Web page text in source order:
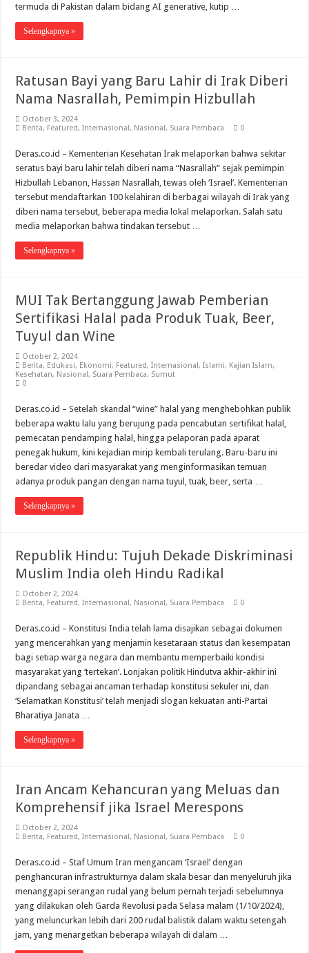
termuda di Pakistan dalam bidang AI generative, kutip …
Selengkapnya »
Ratusan Bayi yang Baru Lahir di Irak Diberi
Nama Nasrallah, Pemimpin Hizbullah
October 3, 2024
Berita, Featured,Internasional, Nasional, Suara Pembaca 0
Deras.co.id – Kementerian Kesehatan Irak melaporkan bahwa sekitar
seratus bayi baru lahir telah diberi nama “Nasrallah” sejak pemimpin
Hizbullah Lebanon, Hassan Nasrallah, tewas oleh ‘Israel’. Kementerian
tersebut mendaftarkan 100 kelahiran di berbagai wilayah di Irak yang
diberi nama tersebut, beberapa media lokal melaporkan. Salah satu
media melaporkan bahwa tindakan tersebut …
Selengkapnya »
MUI Tak Bertanggung Jawab Pemberian
Sertifikasi Halal pada Produk Tuak, Beer,
Tuyul dan Wine
October 2, 2024
Berita, Edukasi, Ekonomi, Featured,Internasional,Islami, Kajian Islam,
Kesehatan, Nasional, Suara Pembaca, Sumut
0
Deras.co.id – Setelah skandal “wine” halal yang menghebohkan publik
beberapa waktu lalu yang berujung pada pencabutan sertifikat halal,
pemecatan pendamping halal, hingga pelaporan pada aparat
penegak hukum, kini kejadian mirip kembali terulang. Baru-baru ini
beredar video dari masyarakat yang menginformasikan temuan
adanya produk pangan dengan nama tuyul, tuak, beer, serta …
Selengkapnya »
Republik Hindu: Tujuh Dekade Diskriminasi
Muslim India oleh Hindu Radikal
October 2, 2024
Berita, Featured,Internasional, Nasional, Suara Pembaca 0
Deras.co.id – Konstitusi India telah lama disajikan sebagai dokumen
yang mencerahkan yang menjamin kesetaraan status dan kesempatan
bagi setiap warga negara dan membantu memperbaiki kondisi
masyarakat yang ‘tertekan’. Lonjakan politik Hindutva akhir-akhir ini
dipandang sebagai ancaman terhadap konstitusi sekuler ini, dan
‘Selamatkan Konstitusi’ telah menjadi slogan kekuatan anti-Partai
Bharatiya Janata …
Selengkapnya »
Iran Ancam Kehancuran yang Meluas dan
Komprehensif jika Israel Merespons
October 2, 2024
Berita, Featured,Internasional, Nasional, Suara Pembaca 0
Deras.co.id – Staf Umum Iran mengancam ‘Israel’ dengan
penghancuran infrastrukturnya dalam skala besar dan menyeluruh jika
menanggapi serangan rudal yang belum pernah terjadi sebelumnya
yang dilakukan oleh Garda Revolusi pada Selasa malam (1/10/2024),
yang meluncurkan lebih dari 200 rudal balistik dalam waktu setengah
jam, yang menargetkan beberapa wilayah di dalam …